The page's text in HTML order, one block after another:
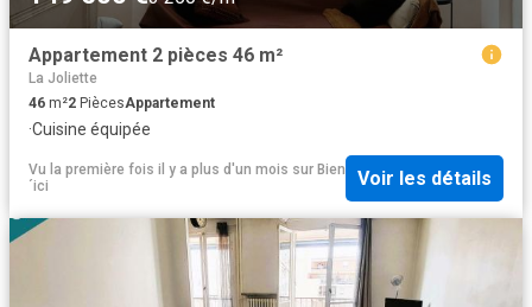
Appartement 2 pièces 46 m²
La Joliette
46 m²2 PiècesAppartement
·Cuisine équipée
Vu la première fois il y a plus d'un mois sur Bien
´ici
Voir les détails